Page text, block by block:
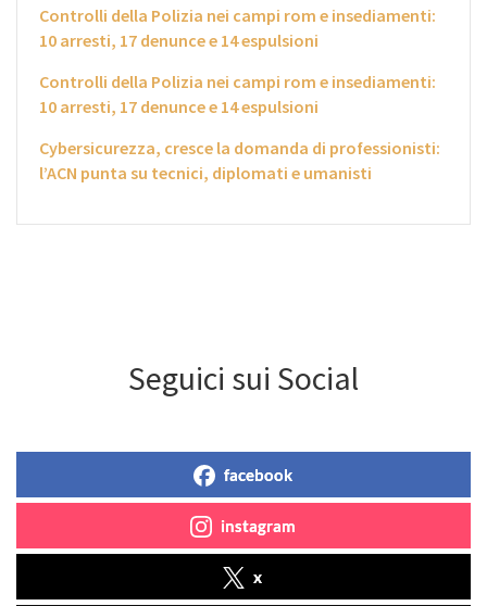
Controlli della Polizia nei campi rom e insediamenti:
10 arresti, 17 denunce e 14 espulsioni
Controlli della Polizia nei campi rom e insediamenti:
10 arresti, 17 denunce e 14 espulsioni
Cybersicurezza, cresce la domanda di professionisti:
l’ACN punta su tecnici, diplomati e umanisti
Seguici sui Social
facebook
instagram
x